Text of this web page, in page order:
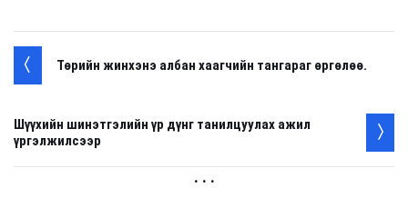
Төрийн жинхэнэ албан хаагчийн тангараг өргөлөө.
Шүүхийн шинэтгэлийн үр дүнг танилцуулах ажил
үргэлжилсээр
. . .